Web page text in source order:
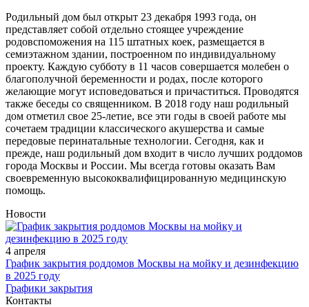
Родильный дом был открыт 23 декабря 1993 года, он
представляет собой отдельно стоящее учреждение
родовспоможения на 115 штатных коек, размещается в
семиэтажном здании, построенном по индивидуальному
проекту. Каждую субботу в 11 часов совершается молебен о
благополучной беременности и родах, после которого
желающие могут исповедоваться и причаститься. Проводятся
также беседы со священником. В 2018 году наш родильный
дом отметил свое 25-летие, все эти годы в своей работе мы
сочетаем традиции классического акушерства и самые
передовые перинатальные технологии. Сегодня, как и
прежде, наш родильный дом входит в число лучших роддомов
города Москвы и России. Мы всегда готовы оказать Вам
своевременную высококвалифицированную медицинскую
помощь.
Новости
4 апреля
График закрытия роддомов Москвы на мойку и дезинфекцию
в 2025 году
Графики закрытия
Контакты